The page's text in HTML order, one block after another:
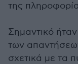
της
Σημαντικό
των
σχετικά με τα